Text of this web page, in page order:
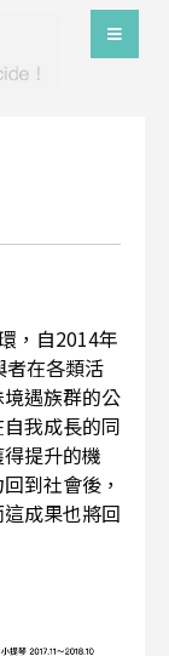
，自2014年
者在各類活
遇族群的公
我成長的同
提升的機
到社會後，
成果也將回